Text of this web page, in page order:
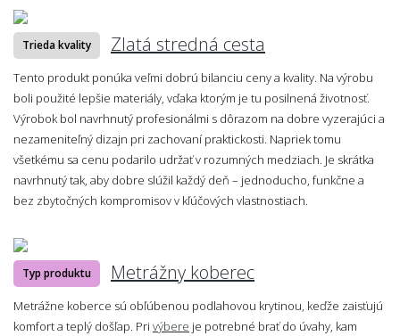
Trieda kvality Zlatá stredná cesta
Tento produkt ponúka veľmi dobrú bilanciu ceny a kvality. Na výrobu
boli použité lepšie materiály, vďaka ktorým je tu posilnená životnosť.
Výrobok bol navrhnutý profesionálmi s dôrazom na dobre vyzerajúci a
nezameniteľný dizajn pri zachovaní praktickosti. Napriek tomu
všetkému sa cenu podarilo udržať v rozumných medziach. Je skrátka
navrhnutý tak, aby dobre slúžil každý deň – jednoducho, funkčne a
bez zbytočných kompromisov v kľúčových vlastnostiach.
Typ produktu Metrážny koberec
Metrážne koberce sú obľúbenou podlahovou krytinou, keďže zaisťujú
komfort a teplý došľap. Pri výbere je potrebné brať do úvahy, kam